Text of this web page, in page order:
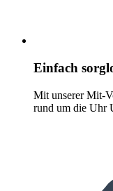
Einfach
Mit unserer Mit-
rund um die Uhr